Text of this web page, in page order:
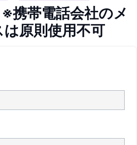
帯電話会社のメ
原則使用不可